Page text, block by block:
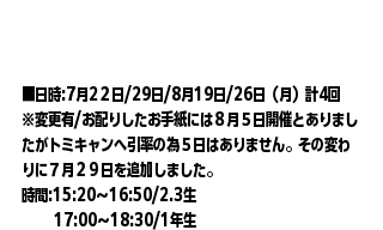
■日時:7月2２日/29日/8月19日/26日（月）計4回
※変更有/お配りしたお手紙には８月５日開催とありまし
たがトミキャンへ引率の為５日はありません。その変わ
りに７月２９日を追加しました。
時間:15:20〜16:50/2.3生
         17:00〜18:30/1年生